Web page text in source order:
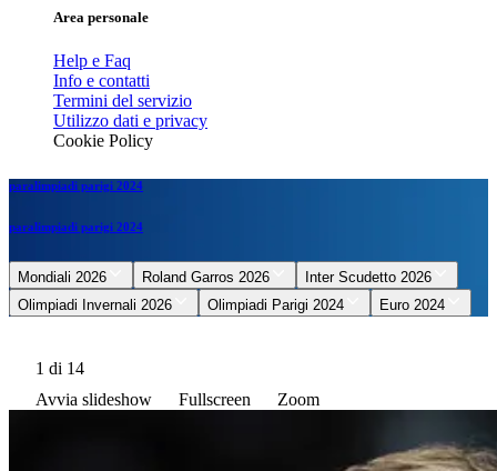
Area personale
Help e Faq
Info e contatti
Termini del servizio
Utilizzo dati e privacy
Cookie Policy
paralimpiadi parigi 2024
paralimpiadi parigi 2024
Mondiali 2026 Roland Garros 2026
Inter Scudetto 2026
Olimpiadi Invernali 2026
Olimpiadi Parigi 2024 Euro 2024
1 di 14
Avvia slideshow
Fullscreen Zoom